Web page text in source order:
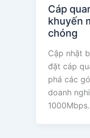
Cáp
khuyến
chóng
Cập nhật
đặt cáp
phá các
doanh
1000Mbps.